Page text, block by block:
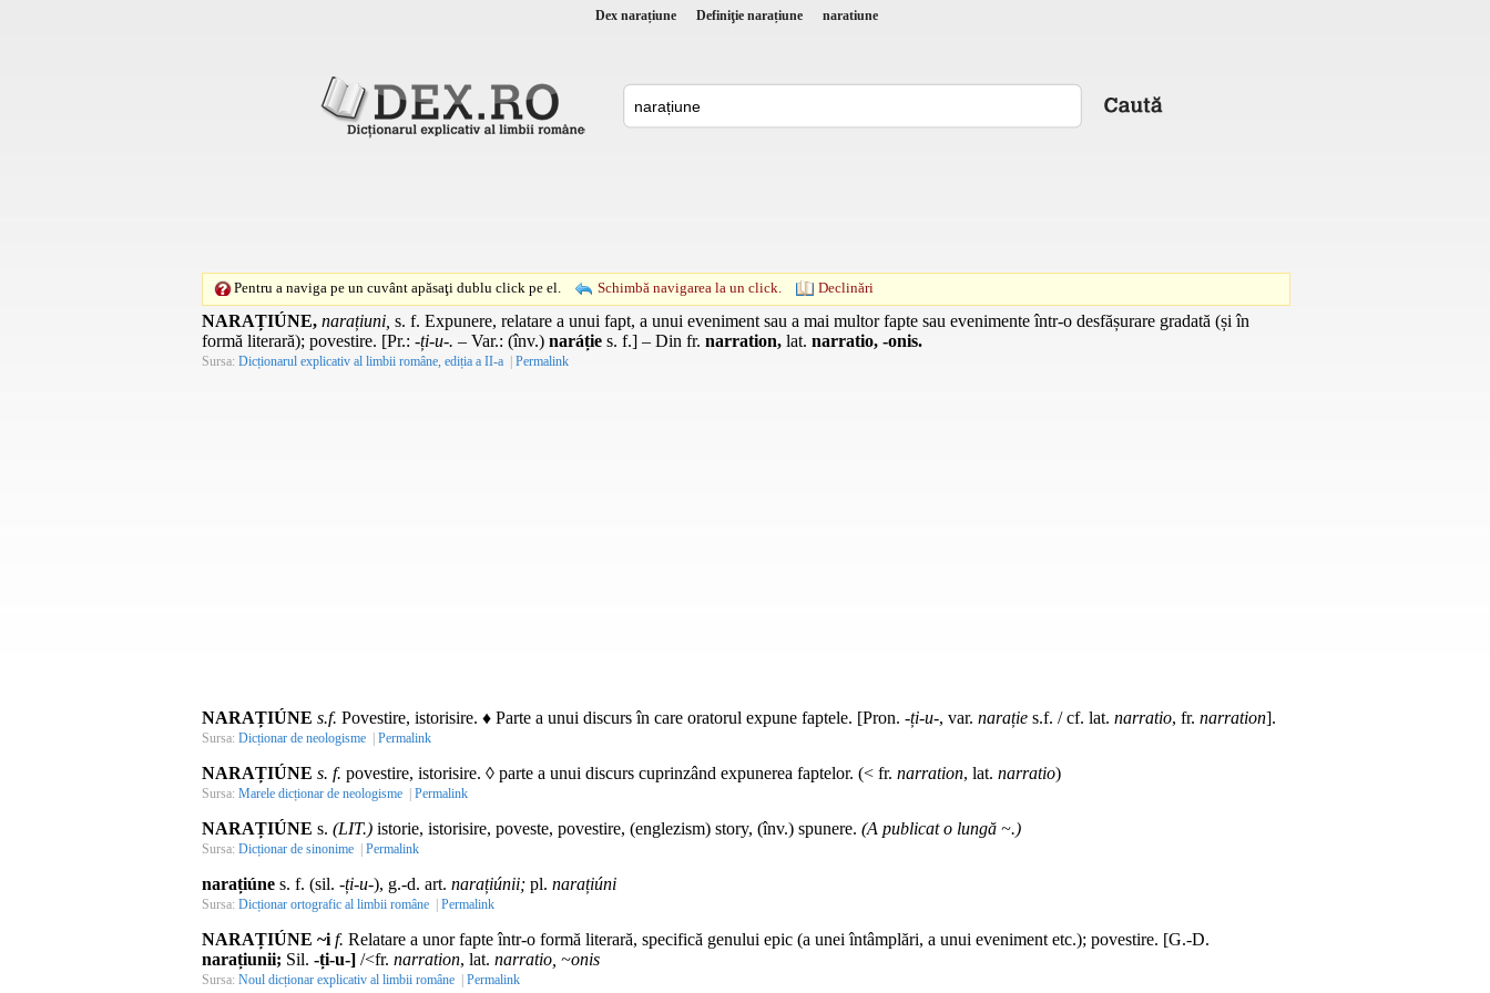
Dex narațiune Definiţie narațiune naratiune
Pentru a naviga pe un cuvânt apăsaţi dublu click pe el. Schimbă navigarea la un click. Declinări
NARAȚIÚNE, narațiuni, s. f. Expunere, relatare a unui fapt, a unui eveniment sau a mai multor fapte sau evenimente într-o desfășurare gradată (și în
formă literară); povestire. [Pr.: -ți-u-. – Var.: (înv.) naráție s. f.] – Din fr. narration, lat. narratio, -onis.
Sursa: Dicționarul explicativ al limbii române, ediția a II-a | Permalink
NARAȚIÚNE s.f. Povestire, istorisire. ♦ Parte a unui discurs în care oratorul expune faptele. [Pron. -ți-u-, var. narație s.f. / cf. lat. narratio, fr. narration].
Sursa: Dicționar de neologisme | Permalink
NARAȚIÚNE s. f. povestire, istorisire. ◊ parte a unui discurs cuprinzând expunerea faptelor. (< fr. narration, lat. narratio)
Sursa: Marele dicționar de neologisme | Permalink
NARAȚIÚNE s. (LIT.) istorie, istorisire, poveste, povestire, (englezism) story, (înv.) spunere. (A publicat o lungă ~.)
Sursa: Dicționar de sinonime | Permalink
narațiúne s. f. (sil. -ți-u-), g.-d. art. narațiúnii; pl. narațiúni
Sursa: Dicționar ortografic al limbii române | Permalink
NARAȚIÚNE ~i f. Relatare a unor fapte într-o formă literară, specifică genului epic (a unei întâmplări, a unui eveniment etc.); povestire. [G.-D.
narațiunii; Sil. -ți-u-] /<fr. narration, lat. narratio, ~onis
Sursa: Noul dicționar explicativ al limbii române | Permalink